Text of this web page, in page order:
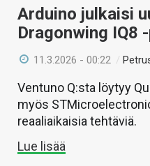
HAKU
Arduino julkaisi
Dragonwing IQ8
11.3.2026 - 00:22 /
Ventuno Q:sta löytyy
myös
reaaliaikaisia tehtäviä.
Lue lisää